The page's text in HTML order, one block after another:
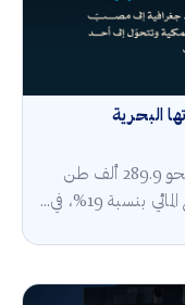
البحرية
سجل إنتاج الثروة السمكية في السعودية نحو 289.9 ألف طن